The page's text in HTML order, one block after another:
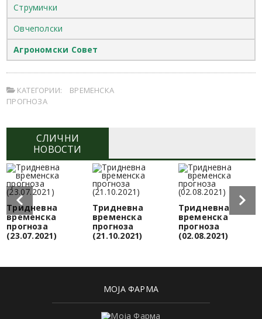
Струмички
Овчеполски
Агрономски Совет
КАТЕГОРИИ:
ВРЕМЕНСКА
ПРОГНОЗА
СЛИЧНИ
НОВОСТИ
Тридневна
временска
прогноза
(23.07.2021)
Тридневна
временска
прогноза
(21.10.2021)
Тридневна
временска
прогноза
(02.08.2021)
МОЈА ФАРМА